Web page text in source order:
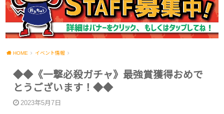
HOME イベント情報
◆◆《一撃必殺ガチャ》最強賞獲得おめで
とうございます！◆◆
2023年5月7日